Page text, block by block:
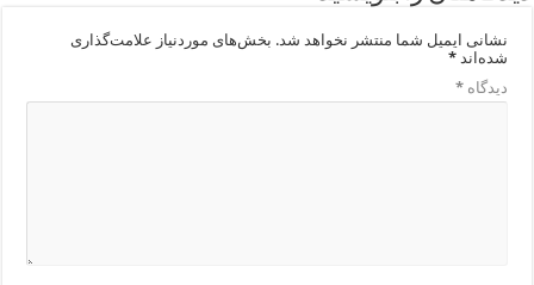
نشانی ایمیل شما منتشر نخواهد شد. بخش‌های موردنیاز علامت‌گذاری
شده‌اند*
دیدگاه*